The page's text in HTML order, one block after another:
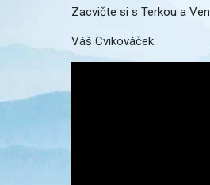
Zacvičte si s Terkou a
Váš Cvikováček